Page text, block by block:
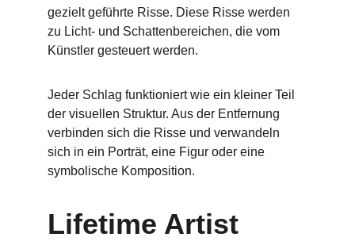
gezielt geführte Risse. Diese Risse werden
zu Licht- und Schattenbereichen, die vom
Künstler gesteuert werden.
Jeder Schlag funktioniert wie ein kleiner Teil
der visuellen Struktur. Aus der Entfernung
verbinden sich die Risse und verwandeln
sich in ein Porträt, eine Figur oder eine
symbolische Komposition.
Lifetime Artist